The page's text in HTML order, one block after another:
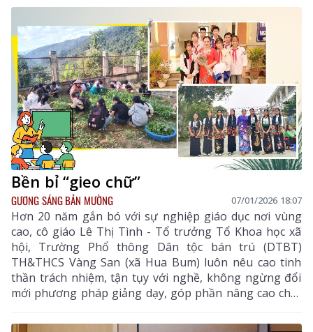
Bền bỉ “gieo chữ”
GƯƠNG SÁNG BẢN MƯỜNG 07/01/2026 18:07
Hơn 20 năm gắn bó với sự nghiệp giáo dục nơi vùng
cao, cô giáo Lê Thị Tình - Tổ trưởng Tổ Khoa học xã
hội, Trường Phổ thông Dân tộc bán trú (DTBT)
TH&THCS Vàng San (xã Hua Bum) luôn nêu cao tinh
thần trách nhiệm, tận tụy với nghề, không ngừng đổi
mới phương pháp giảng dạy, góp phần nâng cao chất
lượng giáo dục và bồi dưỡng nhiều thế hệ học sinh
dân tộc thiểu số trên địa bàn.